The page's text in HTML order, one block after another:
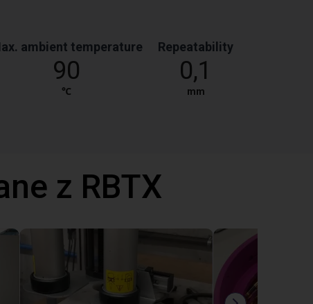
ambient temperature
90
℃
Repeatability
0,1
mm
z RBTX